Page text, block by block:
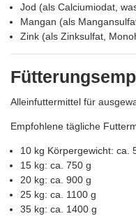
Jod (als Calciumiodat,
Mangan (als
Zink (als Zinksulfat,
Alleinfuttermittel für
Empfohlene tägliche
10 kg Körpergewicht: ca.
15 kg: ca. 750 g
20 kg: ca. 900 g
25 kg: ca. 1100 g
35 kg: ca. 1400 g